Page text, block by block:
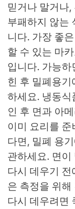
믿거나 말거나
부패하지 않는
니다. 가장 좋
할 수 있는 마
입니다. 가능하
힌 후 밀폐용
하세요. 냉동식
인 후 면과 아
이미 요리를
다면, 밀폐 용
관하세요. 면이
다시 데우기
은 측정을 위
다시 데우려면